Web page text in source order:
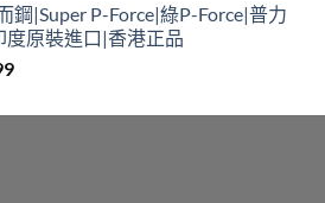
$379
through
$2229
鋼|Super P-Force|綠P-Force|普力
度原裝進口|香港正品
Price
$329